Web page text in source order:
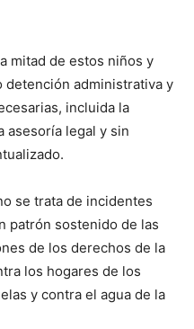
mitad de estos niños y
detención administrativa y
incluida la
asesoría legal y sin
se trata de incidentes
patrón sostenido de las
de los derechos de la
los hogares de los
y contra el agua de la